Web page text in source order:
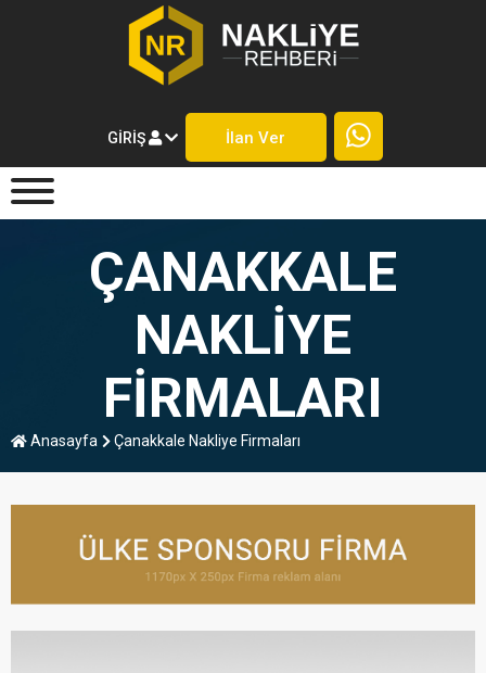
GIRIŞ İlan Ver
ÇANAKKALE
NAKLIYE
FIRMALARI
Anasayfa Çanakkale Nakliye Firmaları